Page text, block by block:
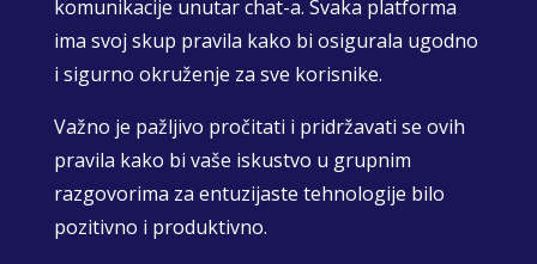
komunikacije unutar chat-a. Svaka platforma
ima svoj skup pravila kako bi osigurala ugodno
i sigurno okruženje za sve korisnike.
Važno je pažljivo pročitati i pridržavati se ovih
pravila kako bi vaše iskustvo u grupnim
razgovorima za entuzijaste tehnologije bilo
pozitivno i produktivno.